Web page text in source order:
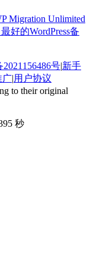
Migration Unlimited
好的WordPress备
2021156486号|新手
广|用户协议
to their original
秒